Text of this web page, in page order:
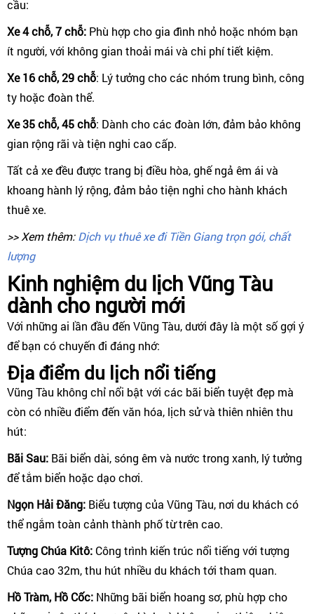
cầu:
Xe 4 chỗ, 7 chỗ: Phù hợp cho gia đình nhỏ hoặc nhóm bạn
ít người, với không gian thoải mái và chi phí tiết kiệm.
Xe 16 chỗ, 29 chỗ: Lý tưởng cho các nhóm trung bình, công
ty hoặc đoàn thể.
Xe 35 chỗ, 45 chỗ: Dành cho các đoàn lớn, đảm bảo không
gian rộng rãi và tiện nghi cao cấp.
Tất cả xe đều được trang bị điều hòa, ghế ngả êm ái và
khoang hành lý rộng, đảm bảo tiện nghi cho hành khách
thuê xe.
>> Xem thêm:Dịch vụ thuê xe đi Tiền Giang trọn gói, chất
lượng
Kinh nghiệm du lịch Vũng Tàu
dành cho người mới
Với những ai lần đầu đến Vũng Tàu, dưới đây là một số gợi ý
để bạn có chuyến đi đáng nhớ:
Địa điểm du lịch nổi tiếng
Vũng Tàu không chỉ nổi bật với các bãi biển tuyệt đẹp mà
còn có nhiều điểm đến văn hóa, lịch sử và thiên nhiên thu
hút:
Bãi Sau: Bãi biển dài, sóng êm và nước trong xanh, lý tưởng
để tắm biển hoặc dạo chơi.
Ngọn Hải Đăng: Biểu tượng của Vũng Tàu, nơi du khách có
thể ngắm toàn cảnh thành phố từ trên cao.
Tượng Chúa Kitô: Công trình kiến trúc nổi tiếng với tượng
Chúa cao 32m, thu hút nhiều du khách tới tham quan.
Hồ Tràm, Hồ Cốc: Những bãi biển hoang sơ, phù hợp cho